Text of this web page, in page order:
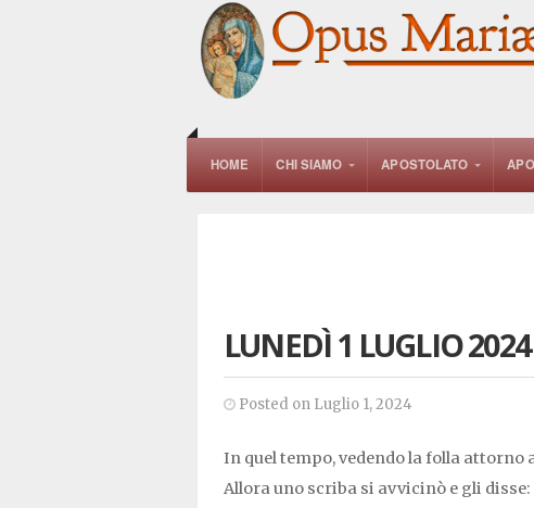
HOME CHI SIAMO APOSTOLATO
LUNEDÌ 1 LUGLIO 2024
Posted on Luglio 1, 2024
In quel tempo, vedendo la folla attorno
Allora uno scriba si avvicinò e gli